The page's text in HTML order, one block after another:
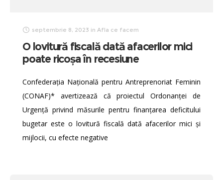
septembrie 8, 2023 in Afla ce facem
O lovitură fiscală dată afacerilor mici
poate ricoșa în recesiune
Confederația Națională pentru Antreprenoriat Feminin
(CONAF)* avertizează că proiectul Ordonanței de
Urgență privind măsurile pentru finanțarea deficitului
bugetar este o lovitură fiscală dată afacerilor mici și
mijlocii, cu efecte negative